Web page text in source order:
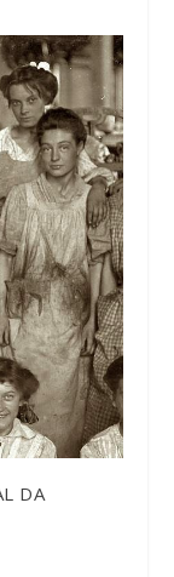
DA